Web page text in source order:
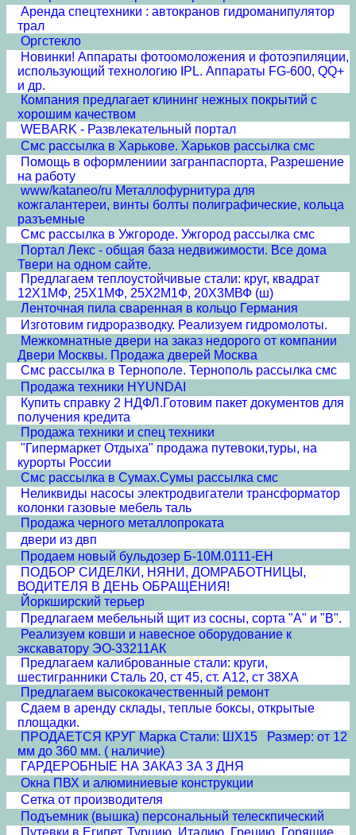
Аренда спецтехники : автокранов гидроманипулятор
трал
Оргстекло
Новинки! Аппараты фотоомоложения и фотоэпиляции,
использующий технологию IPL. Аппараты FG-600, QQ+
и др.
Компания предлагает клининг нежных покрытий с
хорошим качеством
WEBARK - Развлекательный портал
Смс рассылка в Харькове. Харьков рассылка смс
Помощь в оформлениии загранпаспорта, Разрешение
на работу
www/kataneo/ru Металлофурнитура для
кожгалантереи, винты болты полиграфические, кольца
разъемные
Смс рассылка в Ужгороде. Ужгород рассылка смс
Портал Лекс - общая база недвижимости. Все дома
Твери на одном сайте.
Предлагаем теплоустойчивые стали: круг, квадрат
12Х1МФ, 25Х1МФ, 25Х2М1Ф, 20Х3МВФ (ш)
Ленточная пила сваренная в кольцо Германия
Изготовим гидроразводку. Реализуем гидромолоты.
Межкомнатные двери на заказ недорого от компании
Двери Москвы. Продажа дверей Москва
Смс рассылка в Тернополе. Тернополь рассылка смс
Продажа техники HYUNDAI
Купить справку 2 НДФЛ.Готовим пакет документов для
получения кредита
Продажа техники и спец техники
"Гипермаркет Отдыха" продажа путевоки,туры, на
курорты России
Смс рассылка в Сумах.Сумы рассылка смс
Неликвиды насосы электродвигатели трансформатор
колонки газовые мебель таль
Продажа черного металлопроката
двери из двп
Продаем новый бульдозер Б-10М.0111-ЕН
ПОДБОР СИДЕЛКИ, НЯНИ, ДОМРАБОТНИЦЫ,
ВОДИТЕЛЯ В ДЕНЬ ОБРАЩЕНИЯ!
Йоркширский терьер
Предлагаем мебельный щит из сосны, сорта "А" и "B".
Реализуем ковши и навесное оборудование к
экскаватору ЭО-33211АК
Предлагаем калиброванные стали: круги,
шестигранники Сталь 20, ст 45, ст. А12, ст 38ХА
Предлагаем высококачественный ремонт
Сдаем в аренду склады, теплые боксы, открытые
площадки.
ПРОДАЕТСЯ КРУГ Марка Стали: ШХ15 Размер: от 12
мм до 360 мм. ( наличие)
ГАРДЕРОБНЫЕ НА ЗАКАЗ ЗА 3 ДНЯ
Окна ПВХ и алюминиевые конструкции
Сетка от производителя
Подъемник (вышка) персональный телескпический
Путевки в Египет, Турцию, Италию, Грецию. Горящие